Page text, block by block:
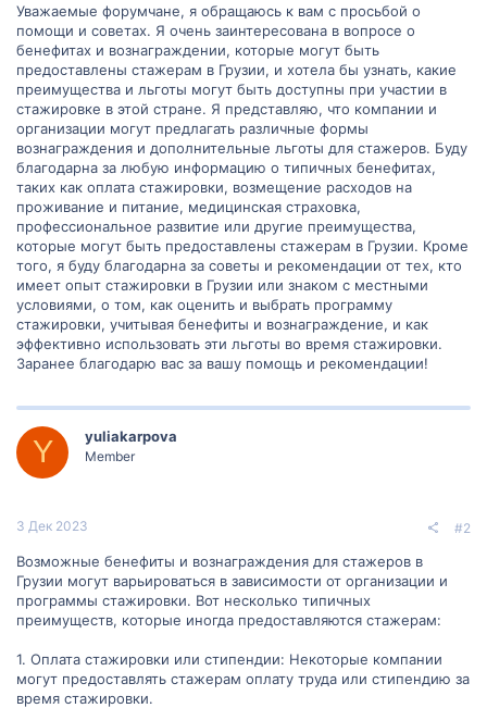
Уважаемые форумчане, я обращаюсь к вам с просьбой о
помощи и советах. Я очень заинтересована в вопросе о
бенефитах и вознаграждении, которые могут быть
предоставлены стажерам в Грузии, и хотела бы узнать, какие
преимущества и льготы могут быть доступны при участии в
стажировке в этой стране. Я представляю, что компании и
организации могут предлагать различные формы
вознаграждения и дополнительные льготы для стажеров. Буду
благодарна за любую информацию о типичных бенефитах,
таких как оплата стажировки, возмещение расходов на
проживание и питание, медицинская страховка,
профессиональное развитие или другие преимущества,
которые могут быть предоставлены стажерам в Грузии. Кроме
того, я буду благодарна за советы и рекомендации от тех, кто
имеет опыт стажировки в Грузии или знаком с местными
условиями, о том, как оценить и выбрать программу
стажировки, учитывая бенефиты и вознаграждение, и как
эффективно использовать эти льготы во время стажировки.
Заранее благодарю вас за вашу помощь и рекомендации!
Y yuliakarpova
Member
3 Дек 2023 #2
Возможные бенефиты и вознаграждения для стажеров в
Грузии могут варьироваться в зависимости от организации и
программы стажировки. Вот несколько типичных
преимуществ, которые иногда предоставляются стажерам:
1. Оплата стажировки или стипендии: Некоторые компании
могут предоставлять стажерам оплату труда или стипендию за
время стажировки.